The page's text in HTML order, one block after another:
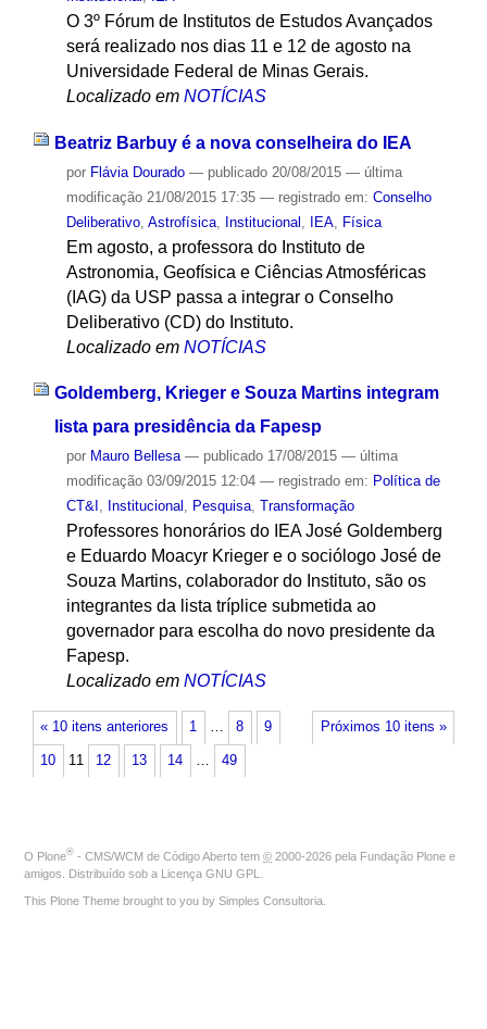
O 3º Fórum de Institutos de Estudos Avançados
será realizado nos dias 11 e 12 de agosto na
Universidade Federal de Minas Gerais.
Localizado em NOTÍCIAS
Beatriz Barbuy é a nova conselheira do IEA
por Flávia Dourado — publicado20/08/2015 — última
modificação21/08/2015 17:35 — registrado em: Conselho
Deliberativo, Astrofísica, Institucional IEA, Física
Em agosto, a professora do Instituto de
Astronomia, Geofísica e Ciências Atmosféricas
(IAG) da USP passa a integrar o Conselho
Deliberativo (CD) do Instituto.
Localizado em NOTÍCIAS
Goldemberg, Krieger e Souza Martins integram
lista para presidência da Fapesp
por Mauro Bellesa — publicado17/08/2015 — última
modificação03/09/2015 12:04 — registrado em: Política de
CT&I , Institucional , Pesquisa, Transformação
Professores honorários do IEA José Goldemberg
e Eduardo Moacyr Krieger e o sociólogo José de
Souza Martins, colaborador do Instituto, são os
integrantes da lista tríplice submetida ao
governador para escolha do novo presidente da
Fapesp.
Localizado em NOTÍCIAS
« 10 itens anteriores Próximos 10 itens »
1 … 8 9
10 11 12 13 14 … 49
O Plone® - CMS/WCM de Código Aberto tem © 2000-2026 pela Fundação Plone e
amigos. Distribuído sob a Licença GNU GPL
This Plone Theme brought to you by Simples Consultoria